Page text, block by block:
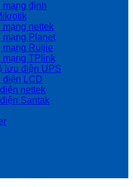
mạng định
mạng nettek
mạng Planet
mạng Ruijie
mạng TPlink
lưu điện UPS
điện LCD
nettek
Santak